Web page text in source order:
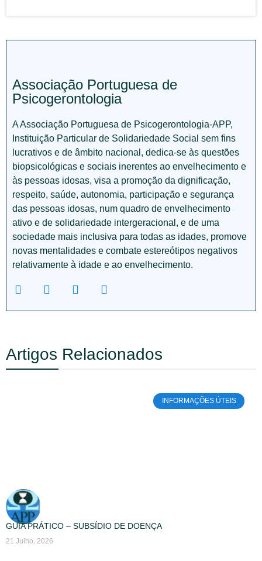
Associação Portuguesa de
Psicogerontologia
A Associação Portuguesa de Psicogerontologia-APP,
Instituição Particular de Solidariedade Social sem fins
lucrativos e de âmbito nacional, dedica-se às questões
biopsicológicas e sociais inerentes ao envelhecimento e
às pessoas idosas, visa a promoção da dignificação,
respeito, saúde, autonomia, participação e segurança
das pessoas idosas, num quadro de envelhecimento
ativo e de solidariedade intergeracional, e de uma
sociedade mais inclusiva para todas as idades, promove
novas mentalidades e combate estereótipos negativos
relativamente à idade e ao envelhecimento.
Artigos Relacionados
INFORMAÇÕES ÚTEIS
GUIA PRÁTICO – SUBSÍDIO DE DOENÇA
21 Julho, 2026